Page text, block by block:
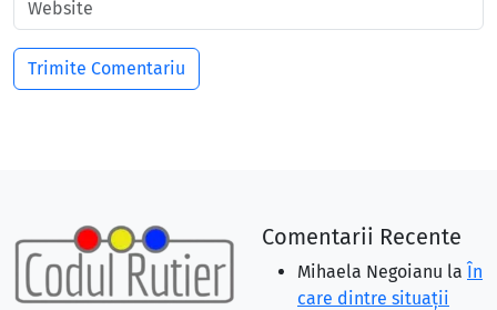
Comentarii Recente
Mihaela Negoianu la În
care dintre situaţii